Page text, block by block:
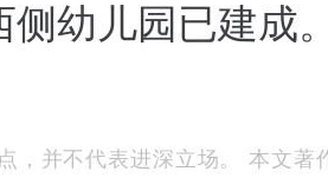
侧幼儿园已建成
，并不代表进深立场。 本文著